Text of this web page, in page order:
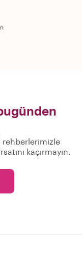
rehberlerimizle
kaçırmayın.